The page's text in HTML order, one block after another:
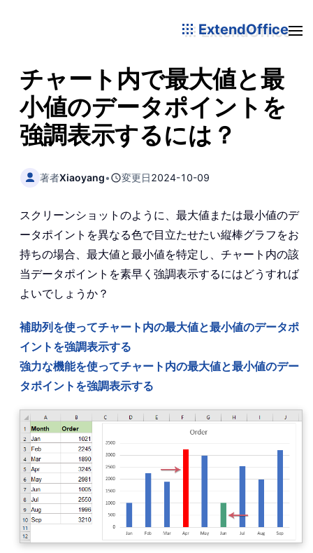
ExtendOffice
チャート内で最大値と最
小値のデータポイントを
強調表示するには？
著者Xiaoyang• 変更日2024-10-09
スクリーンショットのように、最大値または最小値のデ
ータポイントを異なる色で目立たせたい縦棒グラフをお
持ちの場合、最大値と最小値を特定し、チャート内の該
当データポイントを素早く強調表示するにはどうすれば
よいでしょうか？
補助列を使ってチャート内の最大値と最小値のデータポ
イントを強調表示する
強力な機能を使ってチャート内の最大値と最小値のデー
タポイントを強調表示する